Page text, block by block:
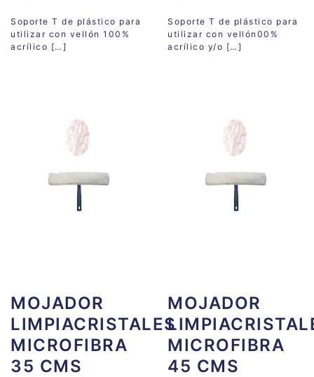
Soporte T de plástico para
utilizar con vellón 100%
acrílico […]
Soporte T de plástico para
utilizar con vellón00%
acrílico y/o […]
MOJADOR
LIMPIACRISTALES
MICROFIBRA
35 CMS
MOJADOR
MICROFIBRA
45 CMS